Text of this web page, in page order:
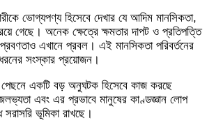
ভোগ্যপণ্য হিসেবে দেখার যে আদিম মানসিকতা,
গেছে। অনেক ক্ষেত্রে ক্ষমতার দাপট ও প্রতিপত্তি
এখানে প্রবল। এই মানসিকতা পরিবর্তনের
সংস্কার প্রয়োজন।
পেছনে একটি বড় অনুঘটক হিসেবে কাজ করছে
এবং এর প্রভাবে মানুষের কাণ্ডজ্ঞান লোপ
সরাসরি ভূমিকা রাখছে।